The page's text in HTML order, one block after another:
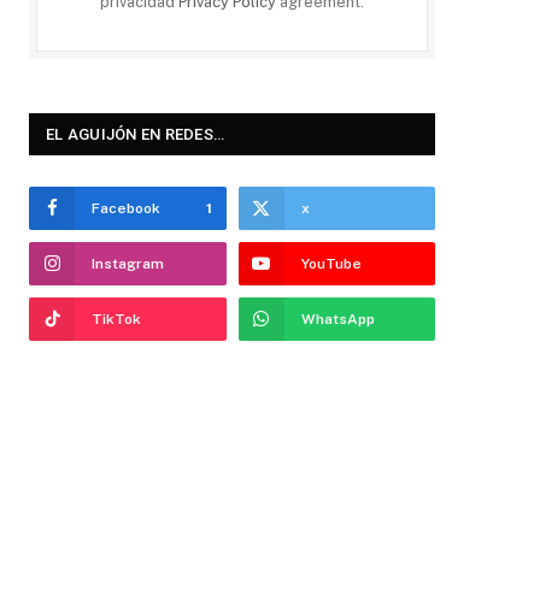
EL AGUIJÓN EN REDES…
Facebook 1 x
Instagram YouTube
TikTok WhatsApp